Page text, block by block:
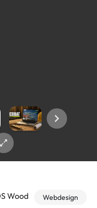
Wood
Webdesign